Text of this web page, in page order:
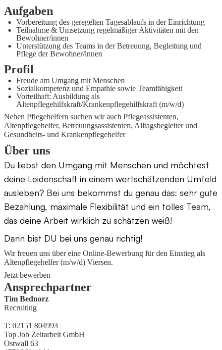
Aufgaben
Vorbereitung des geregelten Tagesablaufs in der Einrichtung
Teilnahme & Umsetzung regelmäßiger Aktivitäten mit den
Bewohner/innen
Unterstützung des Teams in der Betreuung, Begleitung und
Pflege der Bewohner/innen
Profil
Freude am Umgang mit Menschen
Sozialkompetenz und Empathie sowie Teamfähigkeit
Vorteilhaft: Ausbildung als
Altenpflegehilfskraft/Krankenpflegehilfskraft (m/w/d)
Neben Pflegehelfern suchen wir auch Pflegeassistenten,
Altenpflegehelfer, Betreuungsassistenten, Alltagsbegleiter und
Gesundheits‑ und Krankenpflegehelfer
Über uns
Du liebst den Umgang mit Menschen und möchtest
deine Leidenschaft in einem wertschätzenden Umfeld
ausleben? Bei uns bekommst du genau das: sehr gute
Bezahlung, maximale Flexibilität und ein tolles Team,
das deine Arbeit wirklich zu schätzen weiß!
Dann bist DU bei uns genau richtig!
Wir freuen uns über eine Online-Bewerbung für den Einstieg als
Altenpflegehelfer (m/w/d) Viersen.
Jetzt bewerben
Ansprechpartner
Tim Bednorz
Recruiting
T: 02151 804993
Top Job Zeitarbeit GmbH
Ostwall 63